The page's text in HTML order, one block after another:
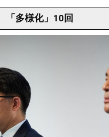
「多様化」10回